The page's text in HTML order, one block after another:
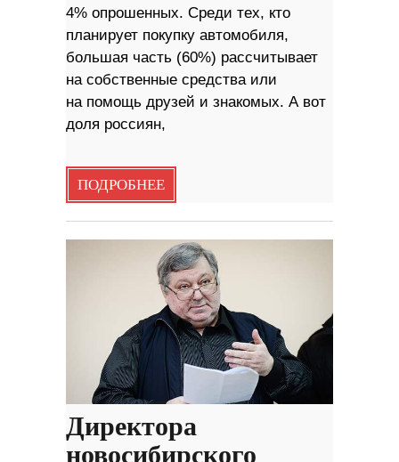
4% опрошенных. Среди тех, кто
планирует покупку автомобиля,
большая часть (60%) рассчитывает
на собственные средства или
на помощь друзей и знакомых. А вот
доля россиян,
ПОДРОБНЕЕ
Директора